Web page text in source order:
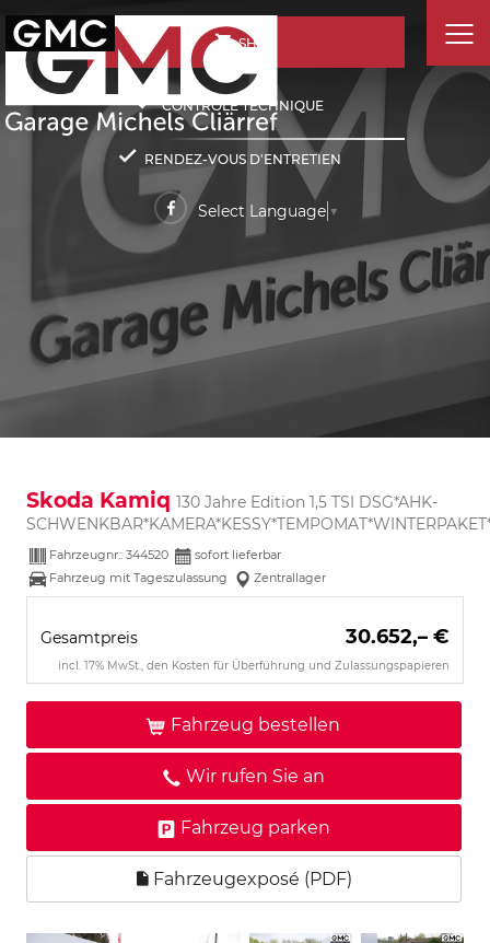
SHOP
CONTRÔLE TECHNIQUE
RENDEZ-VOUS D'ENTRETIEN
Select Language ▼
Skoda Kamiq 130 Jahre Edition 1,5 TSI DSG*AHK-
Fahrzeugnr.: 344520
sofort lieferbar
Fahrzeug mit Tageszulassung
Zentrallager
Gesamtpreis 30.652,– €
incl. 17% MwSt., den Kosten für Überführung und Zulassungspapieren
Fahrzeug bestellen
Wir rufen Sie an
Fahrzeug parken
Fahrzeugexposé (PDF)